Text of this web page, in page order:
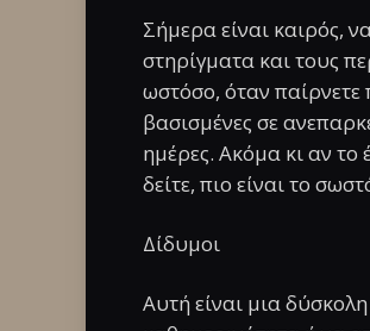
Σήμερα είναι καιρός,
στηρίγματα και τους
ωστόσο, όταν παίρνετε
βασισμένες σε
ημέρες. Ακόμα κι αν το
δείτε, πιο είναι το
Δίδυμοι
Αυτή είναι μια